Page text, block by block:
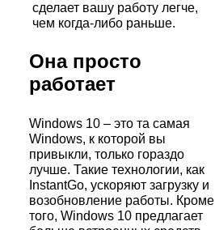
сделает вашу работу легче,
чем когда-либо раньше.
Она просто
работает
Windows 10 – это та самая
Windows, к которой вы
привыкли, только гораздо
лучше. Такие технологии, как
InstantGo, ускоряют загрузку и
возобновление работы. Кроме
того, Windows 10 предлагает